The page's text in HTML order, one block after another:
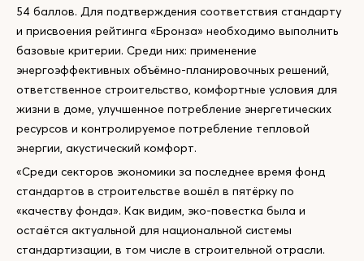
54 баллов. Для подтверждения соответствия стандарту
и присвоения рейтинга «Бронза» необходимо выполнить
базовые критерии. Среди них: применение
энергоэффективных объёмно-планировочных решений,
ответственное строительство, комфортные условия для
жизни в доме, улучшенное потребление энергетических
ресурсов и контролируемое потребление тепловой
энергии, акустический комфорт.
«Среди секторов экономики за последнее время фонд
стандартов в строительстве вошёл в пятёрку по
«качеству фонда». Как видим, эко-повестка была и
остаётся актуальной для национальной системы
стандартизации, в том числе в строительной отрасли.